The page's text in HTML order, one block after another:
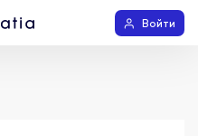
Войти